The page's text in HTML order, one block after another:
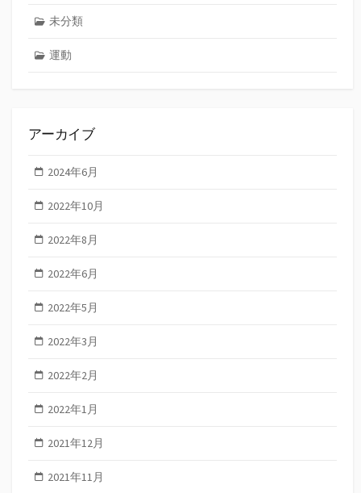
未分類
運動
アーカイブ
2024年6月
2022年10月
2022年8月
2022年6月
2022年5月
2022年3月
2022年2月
2022年1月
2021年12月
2021年11月